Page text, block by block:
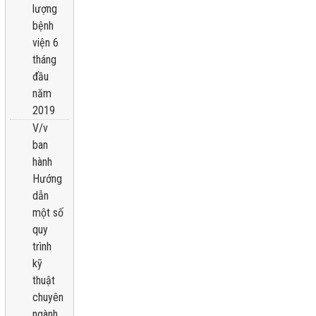
lượng
bệnh
viện 6
tháng
đầu
năm
2019
V/v
ban
hành
Hướng
dẫn
một số
quy
trình
kỹ
thuật
chuyên